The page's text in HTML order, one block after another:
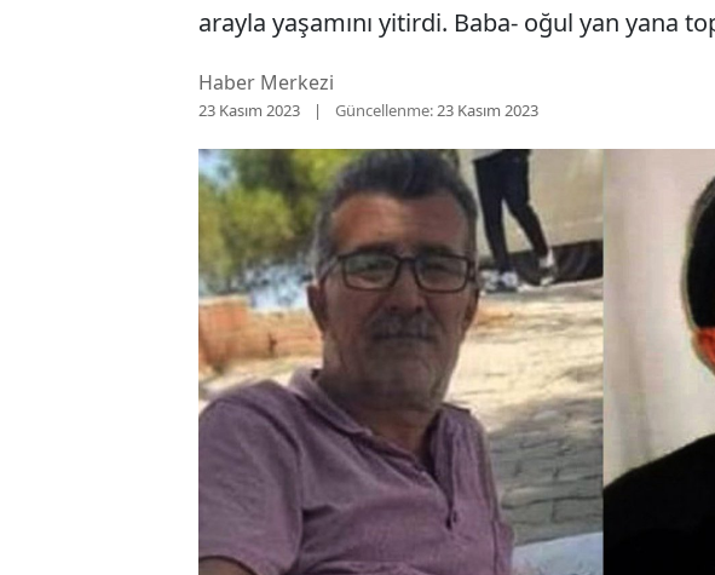
arayla yaşamını yitirdi. Baba- oğul yan yana
Haber Merkezi
23 Kasım 2023 Güncellenme:23 Kasım 2023
Gaziantep'te bir süredir
Ökkeş Yıldız ile 90 yaşındaki
gördükleri hastanede bir
oğul yan yana toprağa verildi.